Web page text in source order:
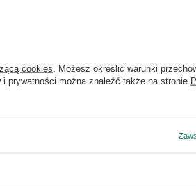
cookies . Możesz określić warunki
prywatności można znaleźć także na stronie